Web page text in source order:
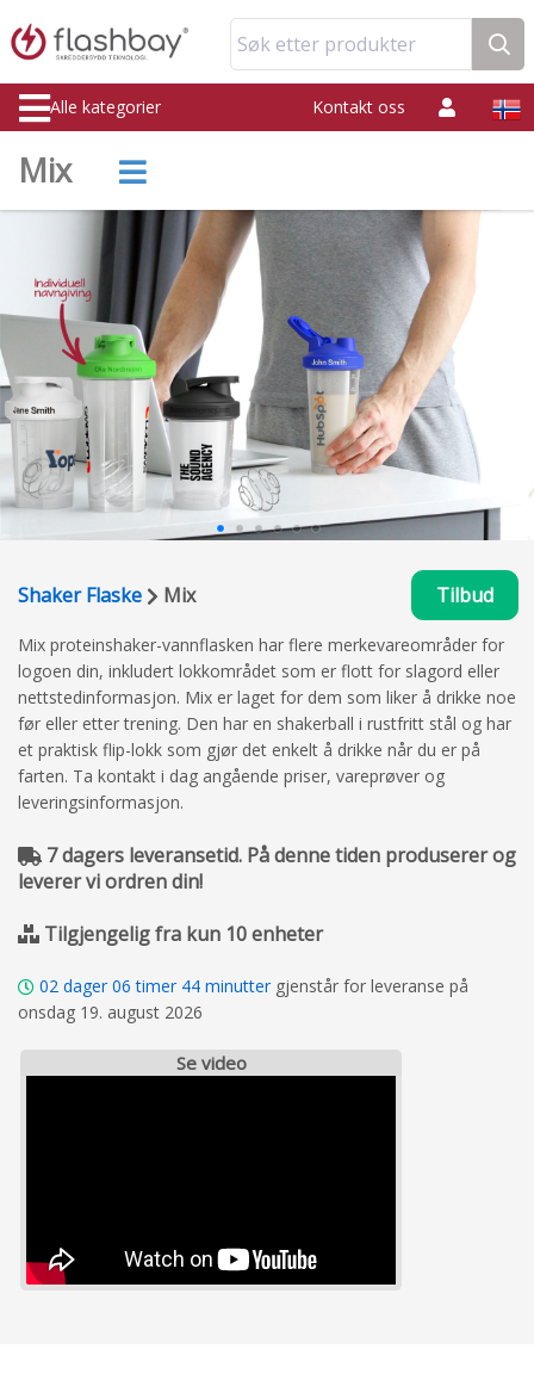
Søk etter produkter
Alle kategorier Kontakt oss
Mix
Shaker Flaske Mix Tilbud
Mix proteinshaker-vannflasken har flere merkevareområder for
logoen din, inkludert lokkområdet som er flott for slagord eller
nettstedinformasjon. Mix er laget for dem som liker å drikke noe
før eller etter trening. Den har en shakerball i rustfritt stål og har
et praktisk flip-lokk som gjør det enkelt å drikke når du er på
farten. Ta kontakt i dag angående priser, vareprøver og
leveringsinformasjon.
7 dagers leveransetid. På denne tiden produserer og
leverer vi ordren din!
Tilgjengelig fra kun 10 enheter
02 dager 06 timer 44 minutter gjenstår for leveranse på
onsdag 19. august 2026
Se video